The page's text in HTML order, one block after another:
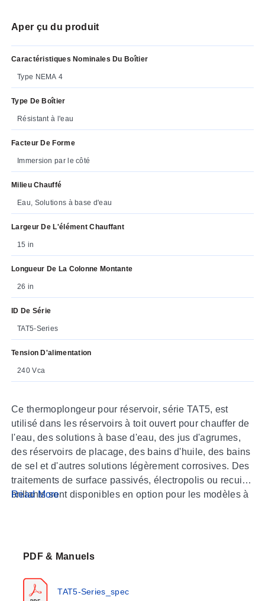
Aper çu du produit
Caractéristiques Nominales Du Boîtier
Type NEMA 4
Type De Boîtier
Résistant à l'eau
Facteur De Forme
Immersion par le côté
Milieu Chauffé
Eau, Solutions à base d'eau
Largeur De L'élément Chauffant
15 in
Longueur De La Colonne Montante
26 in
ID De Série
TAT5-Series
Tension D'alimentation
240 Vca
Ce thermoplongeur pour réservoir, série TAT5, est
utilisé dans les réservoirs à toit ouvert pour chauffer de
l'eau, des solutions à base d'eau, des jus d'agrumes,
des réservoirs de placage, des bains d'huile, des bains
de sel et d'autres solutions légèrement corrosives. Des
traitements de surface passivés, électropolis ou recuits
brillants sont disponibles en option pour les modèles à
Read More
PDF & Manuels
TAT5-Series_spec